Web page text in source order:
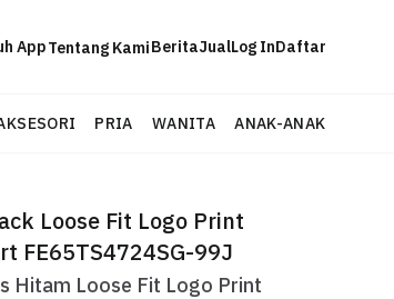
AppTentang KamiBeritaJualLog InDaftar
PRIA WANITA ANAK-ANAK
Loose Fit Logo Print
FE65TS4724SG-99J
Hitam Loose Fit Logo Print